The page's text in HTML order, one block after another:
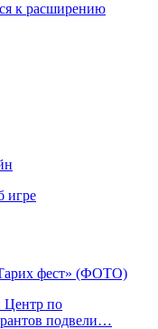
к расширению
игре
фест» (ФОТО)
Центр по
подвели…